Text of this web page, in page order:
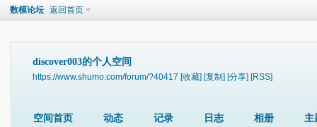
数模论坛 返回首页
discover003的个人空间
https://www.shumo.com/forum/?40417 [收藏] [复制] [分享] [RSS]
空间首页 动态 记录 日志 相册 主